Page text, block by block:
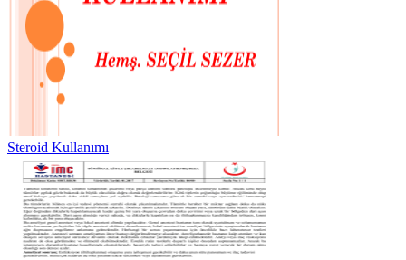
Steroid Kullanımı